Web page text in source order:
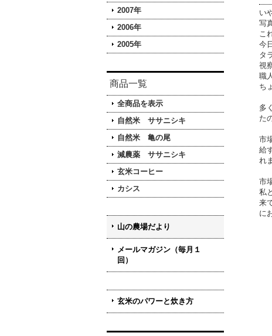
2007年
2006年
2005年
商品一覧
全商品を表示
自然米 ササニシキ
自然米 亀の尾
減農薬 ササニシキ
玄米コーヒー
カシス
山の農場だより
メールマガジン（毎月１
回）
玄米のパワーと炊き方
い
写
こ
今
タ
視
職
ち
多
た
市
給
れ
市
私
来
に